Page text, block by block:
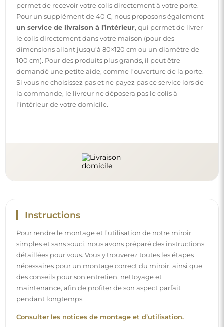
permet de recevoir votre colis directement à votre porte.
Pour un supplément de 40 €, nous proposons également
un service de livraison à l’intérieur, qui permet de livrer
le colis directement dans votre maison (pour des
dimensions allant jusqu’à 80×120 cm ou un diamètre de
100 cm). Pour des produits plus grands, il peut être
demandé une petite aide, comme l’ouverture de la porte.
Si vous ne choisissez pas et ne payez pas ce service lors de
la commande, le livreur ne déposera pas le colis à
l’intérieur de votre domicile.
Instructions
Pour rendre le montage et l’utilisation de notre miroir
simples et sans souci, nous avons préparé des instructions
détaillées pour vous. Vous y trouverez toutes les étapes
nécessaires pour un montage correct du miroir, ainsi que
des conseils pour son entretien, nettoyage et
maintenance, afin de profiter de son aspect parfait
pendant longtemps.
Consulter les notices de montage et d’utilisation.